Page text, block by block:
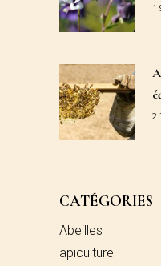
CATÉGORIES
Abeilles
apiculture